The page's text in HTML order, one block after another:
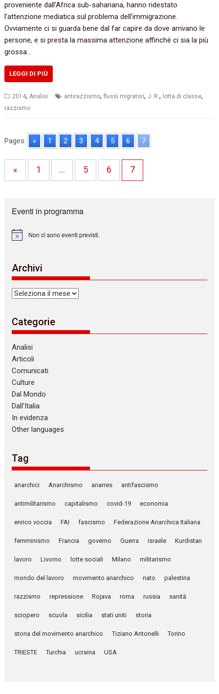
proveniente dall’Africa sub-sahariana, hanno ridestato
l’attenzione mediatica sul problema dell’immigrazione.
Ovviamente ci si guarda bene dal far capire da dove arrivano le
persone, e si presta la massima attenzione affinché ci sia la più
grossa…
LEGGI DI PIÙ
2014,Analisi antirazzismo,flussi migratori,J. R., lotta di classe,
razzismo
Pages: « 1 2 3 4 5 6 7
« 1 … 5 6 7
Eventi in programma
N
c
e
Non ci sono eventi previsti.
Archivi
Archivi
Categorie
Analisi
Articoli
Comunicati
Culture
Dal Mondo
Dall’Italia
In evidenza
Other languages
Tag
anarchici Anarchismo anarres antifascismo
antimilitarismo capitalismo covid-19 economia
enrico voccia FAI fascismo Federazione Anarchica Italiana
femminismo Francia governo Guerra israele Kurdistan
lavoro Livorno lotte sociali Milano militarismo
mondo del lavoro movimento anarchico nato palestina
razzismo repressione Rojava roma russia sanità
sciopero scuola sicilia stati uniti storia
storia del movimento anarchico Tiziano Antonelli Torino
TRIESTE Turchia ucraina USA